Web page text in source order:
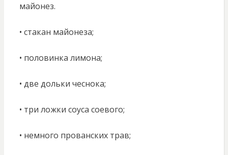
майонез.
• стакан майонеза;
• половинка лимона;
• две дольки чеснока;
• три ложки соуса соевого;
• немного прованских трав;